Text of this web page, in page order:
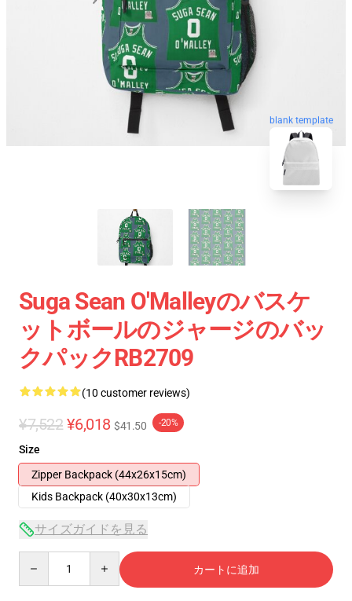
blank template
Suga Sean O'Malleyのバスケ
ットボールのジャージのバッ
クパックRB2709
(10 customer reviews)
¥7,522 ¥6,018 $41.50 -20%
Size
Zipper Backpack (44x26x15cm)
Kids Backpack (40x30x13cm)
サイズガイドを見る
カートに追加